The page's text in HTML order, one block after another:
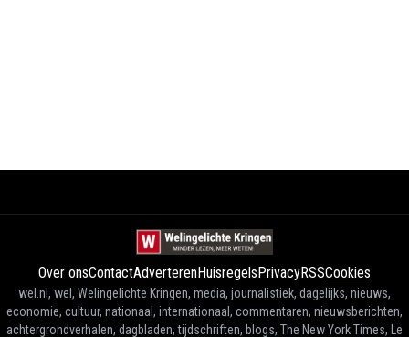
Over onsContactAdverterenHuisregelsPrivacyRSSCookies
wel.nl, wel, Welingelichte Kringen, media, journalistiek, dagelijks, nieuws,
economie, cultuur, nationaal, internationaal, commentaren, nieuwsberichten,
achtergrondverhalen, dagbladen, tijdschriften, blogs, The New York Times, Le